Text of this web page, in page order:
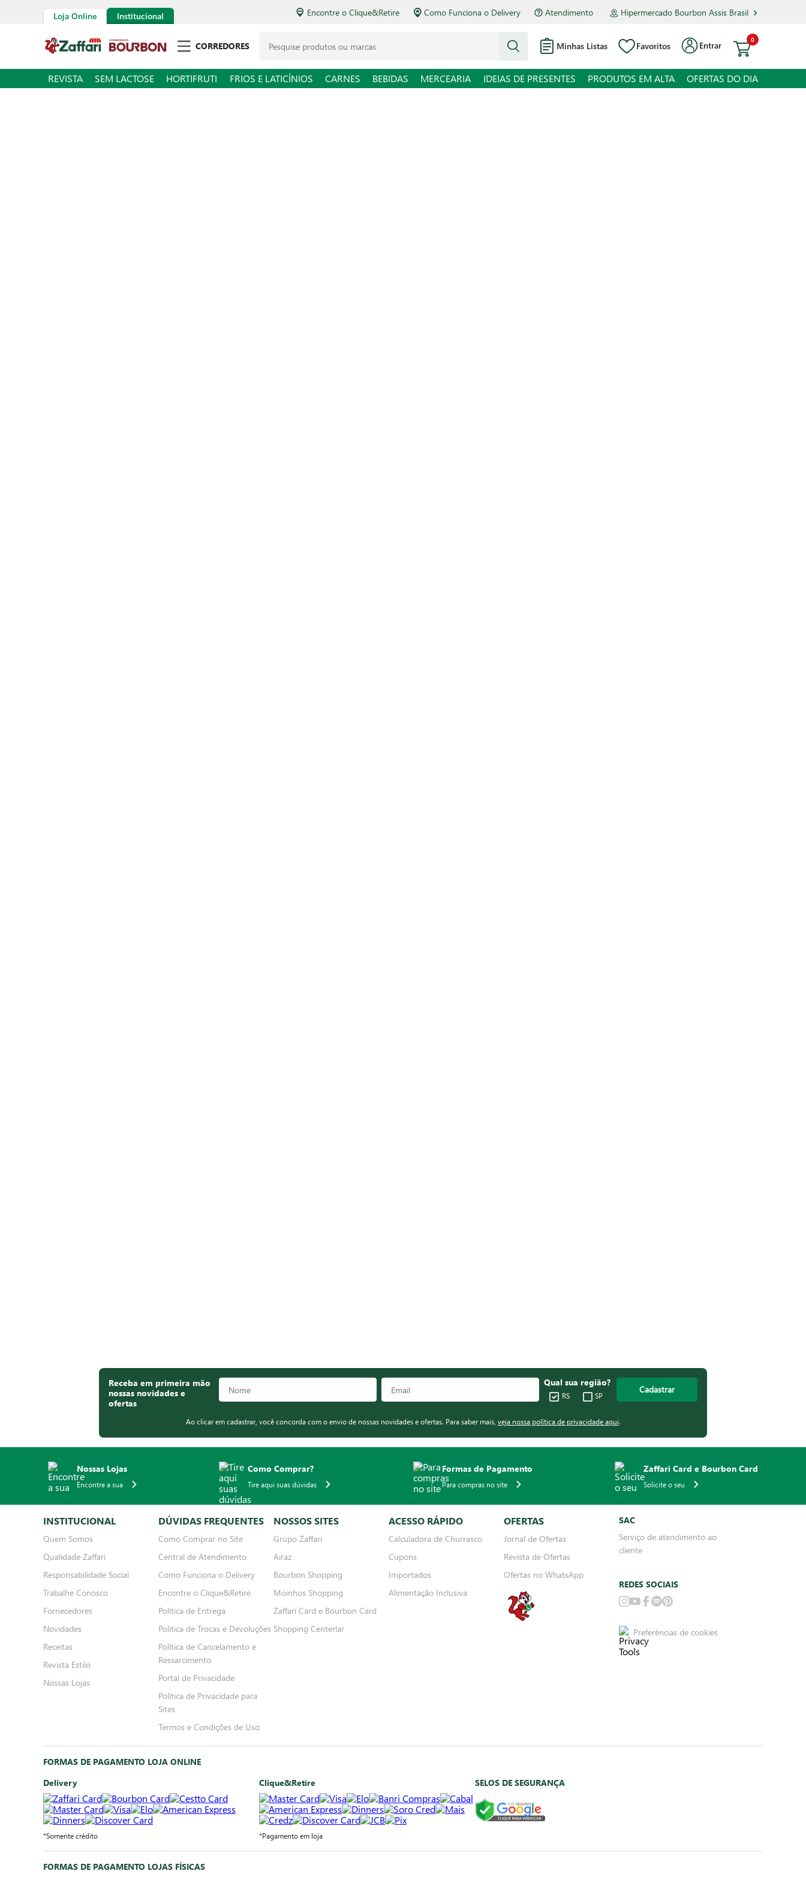
Loja Online Institucional Encontre o Clique&Retire Como Funciona o Delivery Atendimento Hipermercado Bourbon Assis Brasil
CORREDORES Minhas Listas Favoritos Entrar
0
REVISTA SEM LACTOSE HORTIFRUTI FRIOS E LATICÍNIOS CARNES BEBIDAS MERCEARIA IDEIAS DE PRESENTES PRODUTOS EM ALTA OFERTAS DO DIA
Receba em primeira mão
nossas novidades e
ofertas
Qual sua região?
RS SP
Cadastrar
Ao clicar em cadastrar, você concorda com o envio de nossas novidades e ofertas. Para saber mais, veja nossa política de privacidade aqui.
Nossas Lojas
Encontre a sua
Como Comprar?
Tire aqui suas dúvidas
Formas de Pagamento
Para compras no site
Zaffari Card e Bourbon Card
Solicite o seu
INSTITUCIONAL
Quem Somos
Qualidade Zaffari
Responsabilidade Social
Trabalhe Conosco
Fornecedores
Novidades
Receitas
Revista Estilo
Nossas Lojas
DÚVIDAS FREQUENTES
Como Comprar no Site
Central de Atendimento
Como Funciona o Delivery
Encontre o Clique&Retire
Política de Entrega
Política de Trocas e Devoluções
Política de Cancelamento e
Ressarcimento
Portal de Privacidade
Política de Privacidade para
Sites
Termos e Condições de Uso
NOSSOS SITES
Grupo Zaffari
Airaz
Bourbon Shopping
Moinhos Shopping
Zaffari Card e Bourbon Card
Shopping Centerlar
ACESSO RÁPIDO
Calculadora de Churrasco
Cupons
Importados
Alimentação Inclusiva
OFERTAS
Jornal de Ofertas
Revista de Ofertas
Ofertas no WhatsApp
SAC
Serviço de atendimento ao
cliente
REDES SOCIAIS
Preferências de cookies
FORMAS DE PAGAMENTO LOJA ONLINE
Delivery
*Somente crédito
Clique&Retire
*Pagamento em loja
SELOS DE SEGURANÇA
FORMAS DE PAGAMENTO LOJAS FÍSICAS